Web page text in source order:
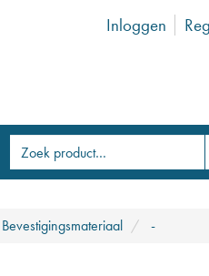
Inloggen
Bevestigingsmateriaal -